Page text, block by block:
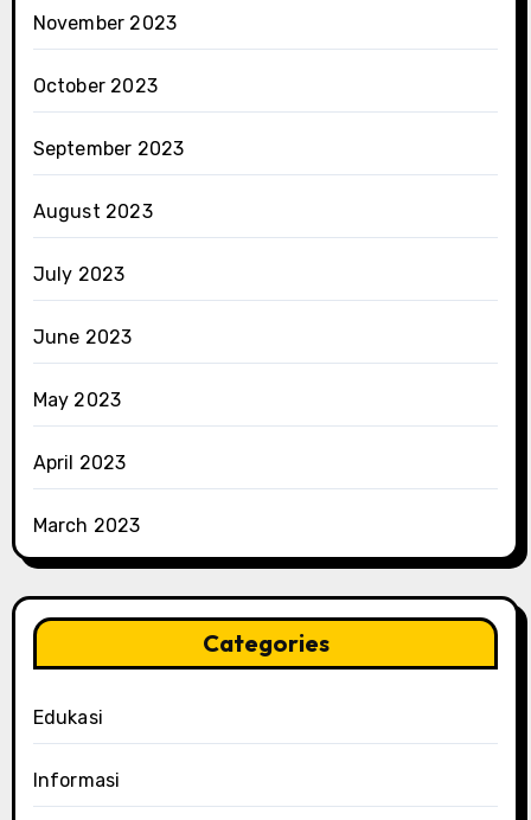
November 2023
October 2023
September 2023
August 2023
July 2023
June 2023
May 2023
April 2023
March 2023
Categories
Edukasi
Informasi